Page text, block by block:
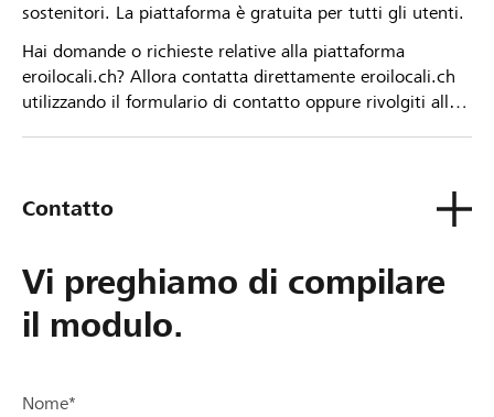
sostenitori. La piattaforma è gratuita per tutti gli utenti.
Hai domande o richieste relative alla piattaforma
eroilocali.ch? Allora contatta direttamente eroilocali.ch
utilizzando il formulario di contatto oppure rivolgiti alla
Contatto
Vi preghiamo di compilare
il modulo.
Nome*